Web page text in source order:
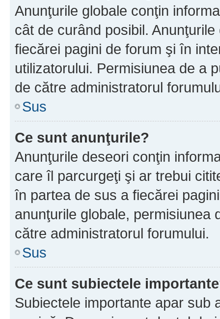
Anunţurile globale conţin
cât de curând posibil.
fiecărei pagini de forum şi în
utilizatorului. Permisiunea de a
de către administratorul
Sus
Ce sunt anunţurile?
Anunţurile deseori conţin
care îl parcurgeţi şi ar trebui
în partea de sus a fiecărei
anunţurile globale, permisiunea
către administratorul forumului.
Sus
Ce sunt subiectele
Subiectele importante apar sub